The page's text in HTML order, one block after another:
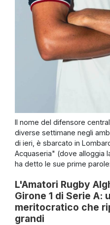
Il nome del difensore
diverse settimane negli
di ieri, è sbarcato in
Acquaseria" (dove alloggia
ha detto le sue prime
L'Amatori Rugby
Girone 1 di Serie A:
meritocratico che
grandi